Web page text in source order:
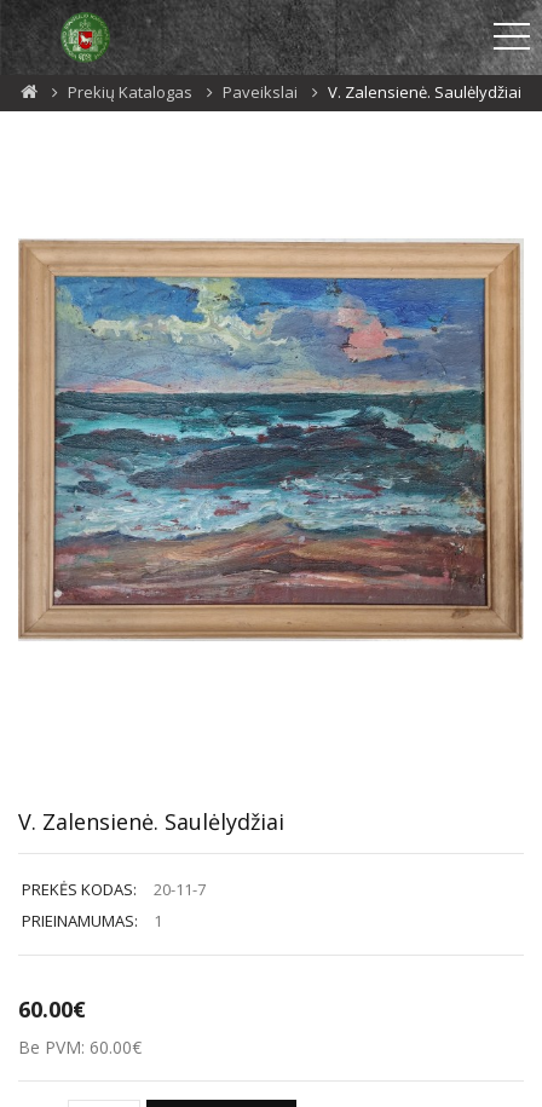
Prekių Katalogas Paveikslai V. Zalensienė. Saulėlydžiai
V. Zalensienė. Saulėlydžiai
PREKĖS KODAS:
20-11-7
PRIEINAMUMAS:
1
60.00€
Be PVM: 60.00€